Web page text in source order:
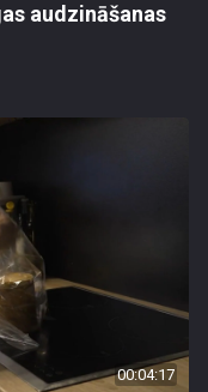
audzināšanas
00:04:17